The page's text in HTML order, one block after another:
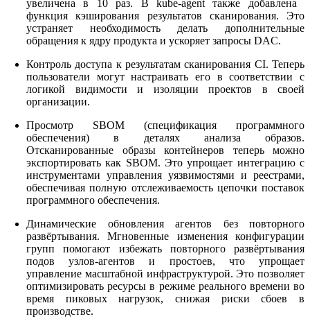
увеличена в 10 раз. В kube-agent также добавлена ​​
функция кэширования результатов сканирования. Это
устраняет необходимость делать дополнительные
обращения к ядру продукта и ускоряет запросы DAC.
Контроль доступа к результатам сканирования CI. Теперь
пользователи могут настраивать его в соответствии с
логикой видимости и изоляции проектов в своей
организации.
Просмотр SBOM (спецификация программного
обеспечения) в деталях анализа образов.
Отсканированные образы контейнеров теперь можно
экспортировать как SBOM. Это упрощает интеграцию с
инструментами управления уязвимостями и реестрами,
обеспечивая полную отслеживаемость цепочки поставок
программного обеспечения.
Динамические обновления агентов без повторного
развёртывания. Мгновенные изменения конфигурации
групп помогают избежать повторного развёртывания
подов узлов-агентов и простоев, что упрощает
управление масштабной инфраструктурой. Это позволяет
оптимизировать ресурсы в режиме реального времени во
время пиковых нагрузок, снижая риски сбоев в
производстве.